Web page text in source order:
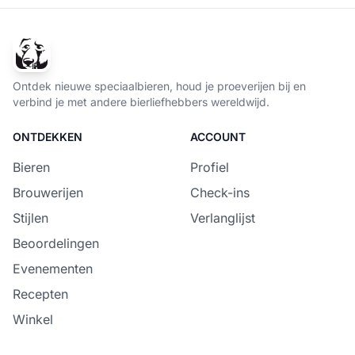
Ontdek nieuwe speciaalbieren, houd je proeverijen bij en
verbind je met andere bierliefhebbers wereldwijd.
ONTDEKKEN
Bieren
Brouwerijen
Stijlen
Beoordelingen
Evenementen
Recepten
Winkel
ACCOUNT
Profiel
Check-ins
Verlanglijst